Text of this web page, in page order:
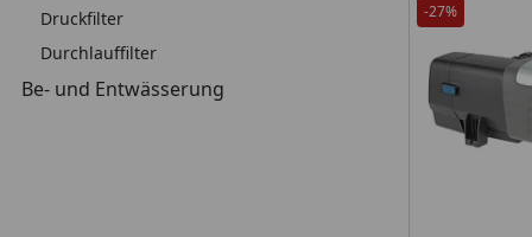
Druckfilter
Durchlauffilter
Be- und Entwässerung
-27%